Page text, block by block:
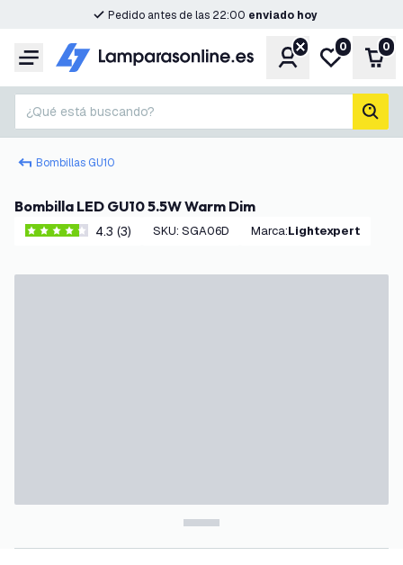
Pedido antes de las 22:00 enviado hoy
Menú CuentaMi lista de
0 0
¿Qué está buscando?
Bombillas GU10
Bombilla LED GU10 5.5W Warm Dim
4.3 estrellas de puntuación
4.3 (3) SKU: SGA06D Marca: Lightexpert